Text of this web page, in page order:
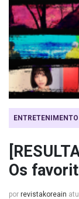
ENTRETENIMENTO
Os
por revistakoreain